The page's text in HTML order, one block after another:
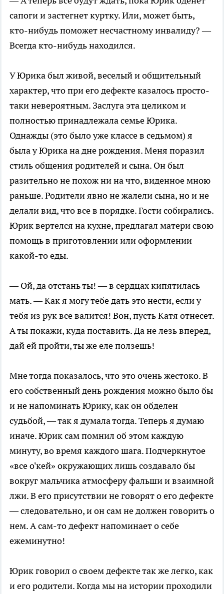
сапоги и застегнет куртку. Или, может быть,
кто-нибудь поможет несчастному инвалиду? —
Всегда кто-нибудь находился.
У Юрика был живой, веселый и общительный
характер, что при его дефекте казалось просто-
таки невероятным. Заслуга эта целиком и
полностью принадлежала семье Юрика.
Однажды (это было уже классе в седьмом) я
была у Юрика на дне рождения. Меня поразил
стиль общения родителей и сына. Он был
разительно не похож ни на что, виденное мною
раньше. Родители явно не жалели сына, но и не
делали вид, что все в порядке. Гости собирались.
Юрик вертелся на кухне, предлагал матери свою
помощь в приготовлении или оформлении
какой-то еды.
— Ой, да отстань ты! — в сердцах кипятилась
мать. — Как я могу тебе дать это нести, если у
тебя из рук все валится! Вон, пусть Катя отнесет.
А ты покажи, куда поставить. Да не лезь вперед,
дай ей пройти, ты же еле ползешь!
Мне тогда показалось, что это очень жестоко. В
его собственный день рождения можно было бы
и не напоминать Юрику, как он обделен
судьбой, — так я думала тогда. Теперь я думаю
иначе. Юрик сам помнил об этом каждую
минуту, во время каждого шага. Подчеркнутое
«все о'кей» окружающих лишь создавало бы
вокруг мальчика атмосферу фальши и взаимной
лжи. В его присутствии не говорят о его дефекте
— следовательно, и он сам не должен говорить о
нем. А сам-то дефект напоминает о себе
ежеминутно!
Юрик говорил о своем дефекте так же легко, как
и его родители. Когда мы на истории проходили